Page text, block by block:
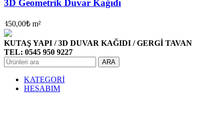
3D Geometrik Duvar Kağıdı
450,00₺ m²
KUTAŞ YAPI / 3D DUVAR KAĞIDI / GERGİ TAVAN
TEL: 0545 950 9227
ARA
KATEGORİ
HESABIM